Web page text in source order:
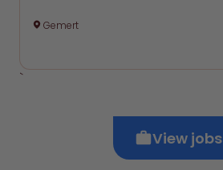
Gemert
`
View jobs